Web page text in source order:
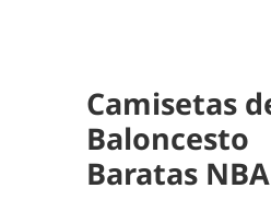
Camisetas
Baloncesto
Baratas